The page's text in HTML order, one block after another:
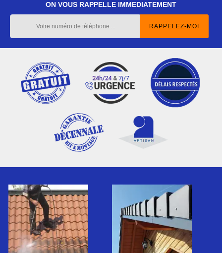
ON VOUS RAPPELLE IMMEDIATEMENT